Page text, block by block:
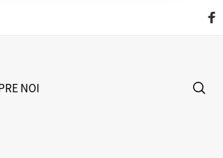
NOI